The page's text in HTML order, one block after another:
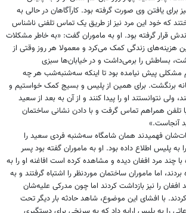
برای یافتن وی صورت گرفته بود. کارآگاهان در حالی به
که خود این مرد نیز از طریق یک تماس تلفنی ناشناس
قرار گرفته بود. او به ماموران گفت: «به خاطر مشکلات
هزینه‌های زندگی کمک می‌کرد و معمولا هر روز وقتی از
بساطش را برمی‌داشت و در خیابان‌ها سبزی
پیش نیامده بود تا اینکه سه‌شنبه‌شب هر چه
برنگشت. برای همین از پلیس و بسیج کمک خواستیم و
ولی نتوانستند او را پیدا کنند و از آن به بعد از سعید
با تلفن همراهم تماس گرفت و با دادن نشانی ساختمان
آنجاست.»
فهمیدند همان شامگاه سه‌شنبه فردی سعید را
پلیس اطلاع داده بود. او به ماموران گفته بود پسر
چند مرد افغان دیده و مشاهده کرده است افاغنه او را به
اما ماموران ساختمان موردنظر را اشتباه گرفتند و به
افغان را نیز بازداشت کردند اما چون مدرکی علیه‌شان
کردند. با افشای این موضوع، شاهد حادثه بار دیگر تحت